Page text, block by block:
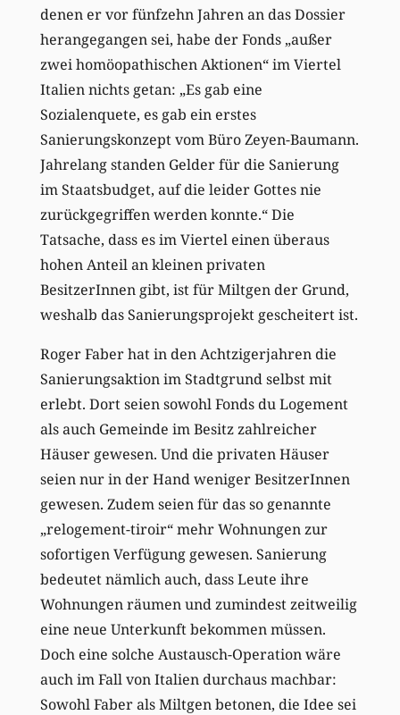
denen er vor fünfzehn Jahren an das Dossier
herangegangen sei, habe der Fonds „außer
zwei homöopathischen Aktionen“ im Viertel
Italien nichts getan: „Es gab eine
Sozialenquete, es gab ein erstes
Sanierungskonzept vom Büro Zeyen-Baumann.
Jahrelang standen Gelder für die Sanierung
im Staatsbudget, auf die leider Gottes nie
zurückgegriffen werden konnte.“ Die
Tatsache, dass es im Viertel einen überaus
hohen Anteil an kleinen privaten
BesitzerInnen gibt, ist für Miltgen der Grund,
weshalb das Sanierungsprojekt gescheitert ist.
Roger Faber hat in den Achtzigerjahren die
Sanierungsaktion im Stadtgrund selbst mit
erlebt. Dort seien sowohl Fonds du Logement
als auch Gemeinde im Besitz zahlreicher
Häuser gewesen. Und die privaten Häuser
seien nur in der Hand weniger BesitzerInnen
gewesen. Zudem seien für das so genannte
„relogement-tiroir“ mehr Wohnungen zur
sofortigen Verfügung gewesen. Sanierung
bedeutet nämlich auch, dass Leute ihre
Wohnungen räumen und zumindest zeitweilig
eine neue Unterkunft bekommen müssen.
Doch eine solche Austausch-Operation wäre
auch im Fall von Italien durchaus machbar:
Sowohl Faber als Miltgen betonen, die Idee sei